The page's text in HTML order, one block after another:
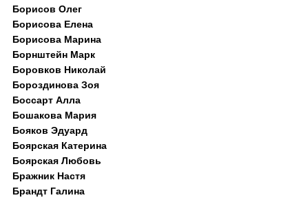
Борисов Олег
Борисова Елена
Борисова Марина
Борнштейн Марк
Боровков Николай
Бороздинова Зоя
Боссарт Алла
Бошакова Мария
Бояков Эдуард
Боярская Катерина
Боярская Любовь
Бражник Настя
Брандт Галина